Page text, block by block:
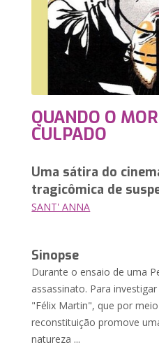
QUANDO O
CULPADO
Uma sátira do
tragicômica de
SANT' ANNA
Sinopse
Durante o ensaio de uma
assassinato. Para
"Félix Martin", que por
reconstituição promove
natureza ...